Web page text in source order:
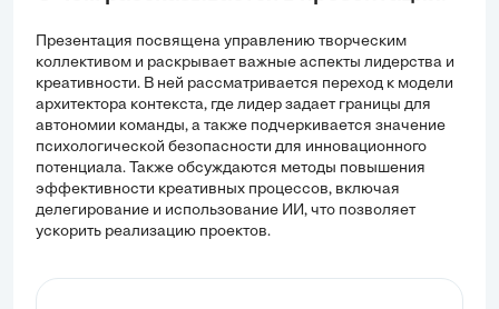
Презентация посвящена управлению творческим
коллективом и раскрывает важные аспекты лидерства и
креативности. В ней рассматривается переход к модели
архитектора контекста, где лидер задает границы для
автономии команды, а также подчеркивается значение
психологической безопасности для инновационного
потенциала. Также обсуждаются методы повышения
эффективности креативных процессов, включая
делегирование и использование ИИ, что позволяет
ускорить реализацию проектов.